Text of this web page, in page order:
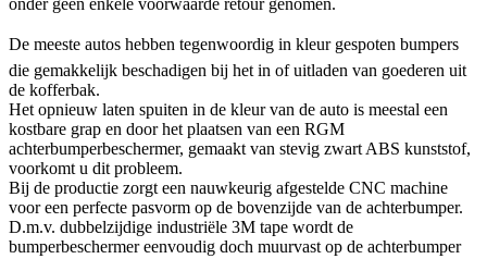
onder geen enkele voorwaarde retour genomen.
De meeste autos hebben tegenwoordig in kleur gespoten bumpers
die gemakkelijk beschadigen bij het in of uitladen van goederen uit
de kofferbak.
Het opnieuw laten spuiten in de kleur van de auto is meestal een
kostbare grap en door het plaatsen van een RGM
achterbumperbeschermer, gemaakt van stevig zwart ABS kunststof,
voorkomt u dit probleem.
Bij de productie zorgt een nauwkeurig afgestelde CNC machine
voor een perfecte pasvorm op de bovenzijde van de achterbumper.
D.m.v. dubbelzijdige industriële 3M tape wordt de
bumperbeschermer eenvoudig doch muurvast op de achterbumper